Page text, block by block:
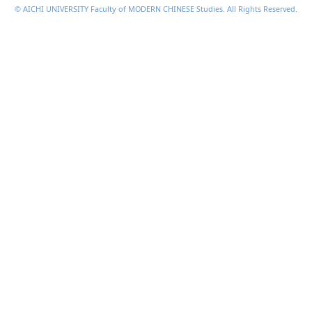
© AICHI UNIVERSITY Faculty of MODERN CHINESE Studies. All Rights Reserved.